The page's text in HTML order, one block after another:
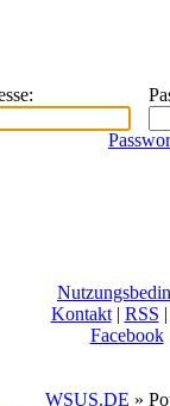
:
Kontakt| RSS |
Facebook|
WSUS.DE »